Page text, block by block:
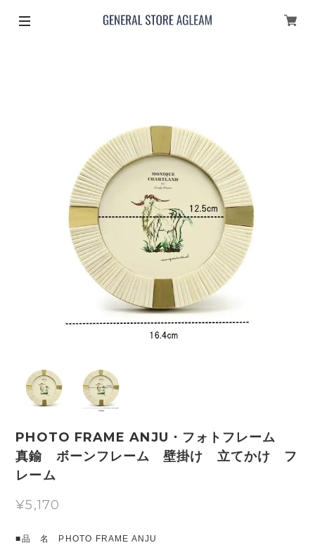
PHOTO FRAME ANJU・フォトフレーム
真鍮 ボーンフレーム 壁掛け 立てかけ フ
レーム
¥5,170
■品 名 PHOTO FRAME ANJU